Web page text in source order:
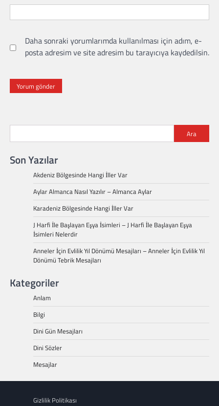
Daha sonraki yorumlarımda kullanılması için adım, e-
posta adresim ve site adresim bu tarayıcıya kaydedilsin.
Ara
Son Yazılar
Akdeniz Bölgesinde Hangi İller Var
Aylar Almanca Nasıl Yazılır – Almanca Aylar
Karadeniz Bölgesinde Hangi İller Var
J Harfi İle Başlayan Eşya İsimleri – J Harfi İle Başlayan Eşya
İsimleri Nelerdir
Anneler İçin Evlilik Yıl Dönümü Mesajları – Anneler İçin Evlilik Yıl
Dönümü Tebrik Mesajları
Kategoriler
Anlam
Bilgi
Dini Gün Mesajları
Dini Sözler
Mesajlar
Gizlilik Politikası